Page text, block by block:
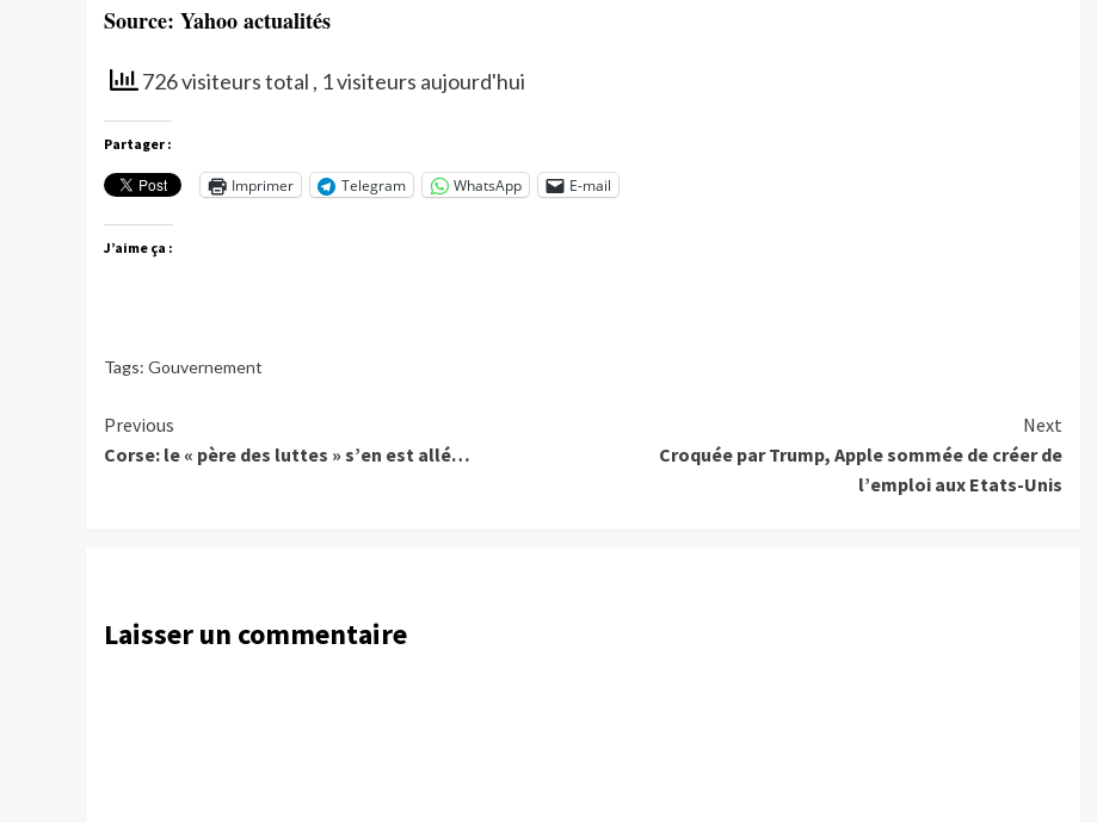
Source: Yahoo actualités
726 visiteurs total , 1 visiteurs aujourd'hui
Partager :
Imprimer Telegram WhatsApp E-mail
J’aime ça :
Tags: Gouvernement
Continue
Reading
Previous
Corse: le « père des luttes » s’en est allé…
Next
Croquée par Trump, Apple sommée de créer de
l’emploi aux Etats-Unis
Laisser un commentaire